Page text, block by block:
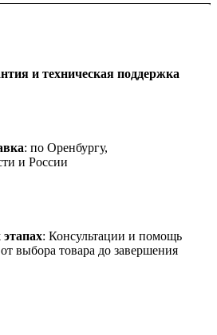
и техническая поддержка
: по Оренбургу,
и России
: Консультации и помощь
выбора товара до завершения